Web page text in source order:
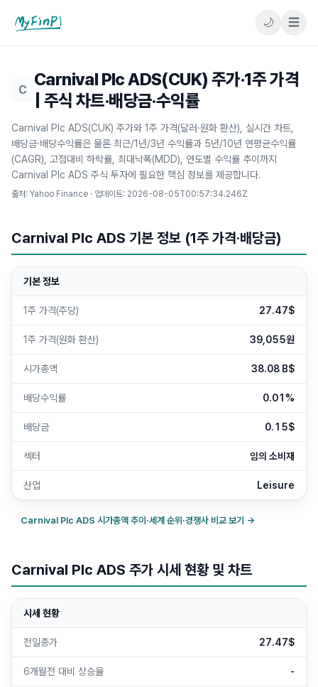
마이핀플
🌙 ☰
C
Carnival Plc ADS(CUK) 주가·1주 가격
| 주식 차트·배당금·수익률
Carnival Plc ADS(CUK) 주가와 1주 가격(달러·원화 환산), 실시간 차트,
배당금·배당수익률은 물론 최근/1년/3년 수익률과 5년/10년 연평균수익률
(CAGR), 고점대비 하락률, 최대낙폭(MDD), 연도별 수익률 추이까지
Carnival Plc ADS 주식 투자에 필요한 핵심 정보를 제공합니다.
출처: Yahoo Finance · 업데이트: 2026-08-05T00:57:34.246Z
Carnival Plc ADS 기본 정보 (1주 가격·배당금)
기본 정보
1주 가격(주당) 27.47$
1주 가격(원화 환산) 39,055원
시가총액 38.08 B$
배당수익률 0.01%
배당금 0.15$
섹터 임의 소비재
산업 Leisure
Carnival Plc ADS 시가총액 추이·세계 순위·경쟁사 비교 보기 →
Carnival Plc ADS 주가 시세 현황 및 차트
시세 현황
전일종가 27.47$
6개월전 대비 상승율 -